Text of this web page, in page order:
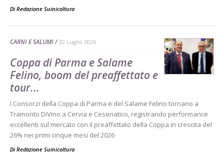
Di Redazione Suinicoltura -
CARNI E SALUMI 22 Luglio 2026
Coppa di Parma e Salame
Felino, boom del preaffettato e
tour...
I Consorzi della Coppa di Parma e del Salame Felino tornano a
Tramonto DiVino a Cervia e Cesenatico, registrando performance
eccellenti sul mercato con il preaffettato della Coppa in crescita del
26% nei primi cinque mesi del 2026
Di Redazione Suinicoltura -